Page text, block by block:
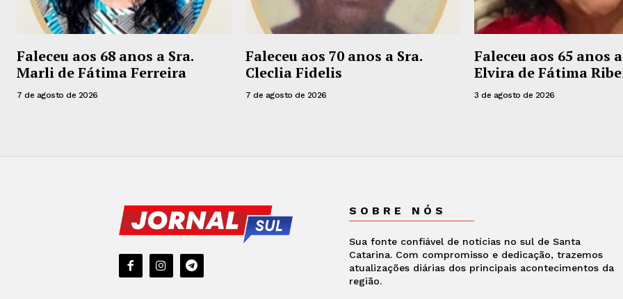
Faleceu aos 68 anos a Sra.
Marli de Fátima Ferreira
7 de agosto de 2026
Faleceu aos 70 anos a Sra.
Cleclia Fidelis
7 de agosto de 2026
Faleceu aos 65 anos
Elvira de Fátima
3 de agosto de 2026
SOBRE NÓS
Sua fonte confiável de notícias no sul de Santa
Catarina. Com compromisso e dedicação, trazemos
atualizações diárias dos principais acontecimentos da
região.